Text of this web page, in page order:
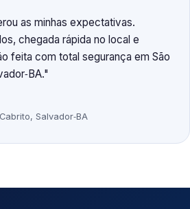
as minhas expectativas.
chegada rápida no local e
feita com total segurança em São
Salvador‑BA